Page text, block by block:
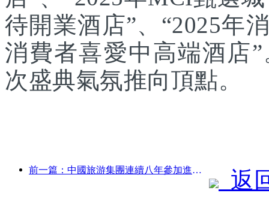
待開業酒店”、“2025年
消費者喜愛中高端酒店
次盛典氣氛推向頂點。
前一篇：中國旅游集團連續八年參加進博會，集中簽約超10億美元
返